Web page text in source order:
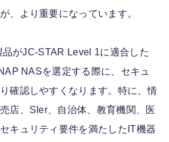
、より重要になっています。
がJC-STAR Level 1に適合した
NASを選定する際に、セキュ
確認しやすくなります。特に、情
店、SIer、自治体、教育機関、医
キュリティ要件を満たしたIT機器